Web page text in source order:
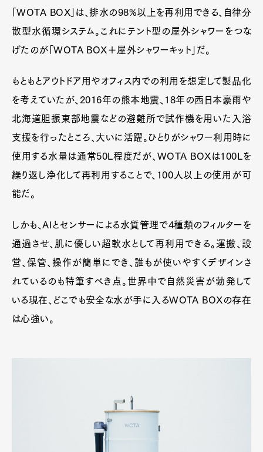
「WOTA BOX」は、排水の98%以上を再利用できる、自律分
散型水循環システム。これにテント型の屋外シャワーをつな
げたのが「WOTA BOX＋屋外シャワーキット」だ。
もともとアウトドア用やオフィス内での利用を想定して製品化
を考えていたが、2016年の熊本地震、18年の西日本豪雨や
北海道胆振東部地震などの避難所で試作機を用いた入浴
支援を行ったところ、大いに活躍。ひとりがシャワー利用時に
使用する水量は通常50L程度だが、WOTA BOXは100Lを
繰り返し浄化して再利用することで、100人以上の使用が可
能だ。
しかも、AIとセンサーによる水質管理で4種類のフィルターを
通過させ、肌に優しい超軟水として再利用できる。運搬、設
営、保管、操作が簡単にでき、誰もが使いやすくデザインさ
れているのも特筆すべき点。世界中で自然災害が勃発して
いる現在、どこでも安全な水が手に入るWOTA BOXの存在
は心強い。